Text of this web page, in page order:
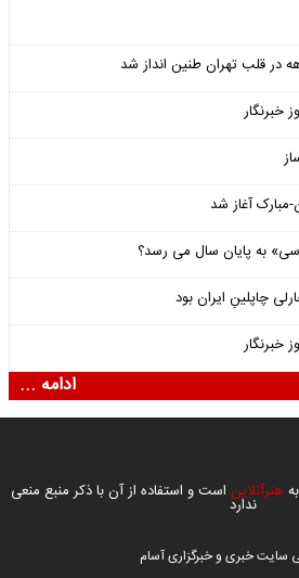
خبرنگار
آغاز شد
به پایان سال می رسد؟
چاپلینِ ایران بود
خبرنگار
ادامه ...
هنرآنلاین است و استفاده از آن با ذکر منبع منعی
ندارد
سایت خبری و خبرگزاری آسام